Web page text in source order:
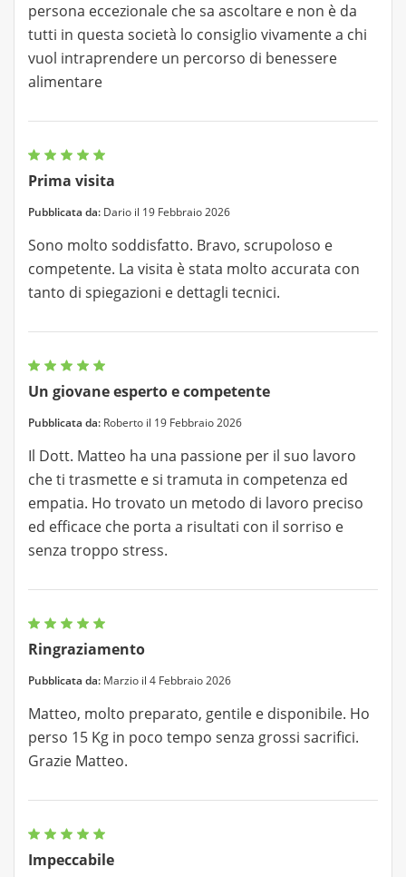
persona eccezionale che sa ascoltare e non è da
tutti in questa società lo consiglio vivamente a chi
vuol intraprendere un percorso di benessere
alimentare
Prima visita
Pubblicata da: Dario il 19 Febbraio 2026
Sono molto soddisfatto. Bravo, scrupoloso e
competente. La visita è stata molto accurata con
tanto di spiegazioni e dettagli tecnici.
Un giovane esperto e competente
Pubblicata da: Roberto il 19 Febbraio 2026
Il Dott. Matteo ha una passione per il suo lavoro
che ti trasmette e si tramuta in competenza ed
empatia. Ho trovato un metodo di lavoro preciso
ed efficace che porta a risultati con il sorriso e
senza troppo stress.
Ringraziamento
Pubblicata da: Marzio il 4 Febbraio 2026
Matteo, molto preparato, gentile e disponibile. Ho
perso 15 Kg in poco tempo senza grossi sacrifici.
Grazie Matteo.
Impeccabile